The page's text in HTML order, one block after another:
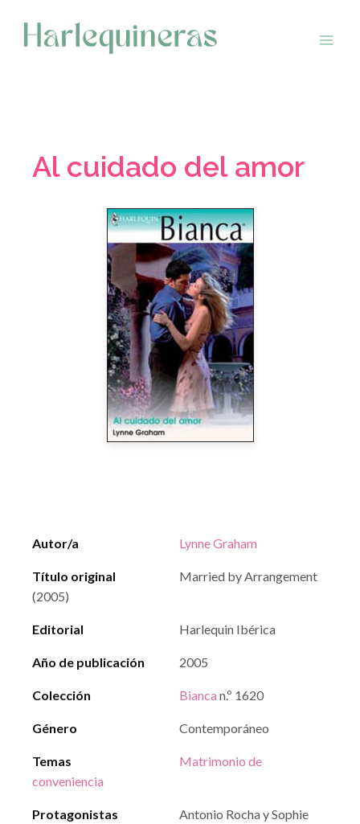
contenido
Al cuidado del amor
Autor/a Lynne Graham
Título original
Married by Arrangement
(2005)
Editorial Harlequin Ibérica
Año de publicación 2005
Colección Bianca n.º 1620
Género Contemporáneo
Temas
Matrimonio de
conveniencia
Protagonistas
Antonio Rocha y Sophie